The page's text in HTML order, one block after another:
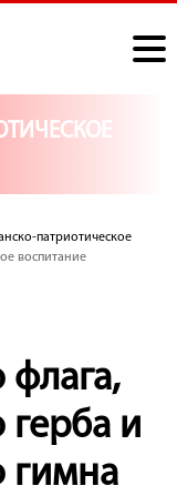
патриотическое
воспитание
флага,
герба и
гимна